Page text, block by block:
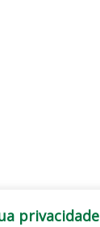
privacidade